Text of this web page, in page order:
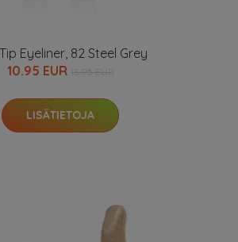
Eyeliner, 82 Steel Grey
10.95 EUR
LISÄTIETOJA